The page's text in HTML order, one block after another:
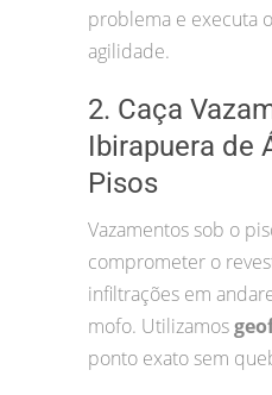
problema e executa
agilidade.
2. Caça
Ibirapuera de
Pisos
Vazamentos sob o
comprometer o
infiltrações em
mofo. Utilizamos
ponto exato sem